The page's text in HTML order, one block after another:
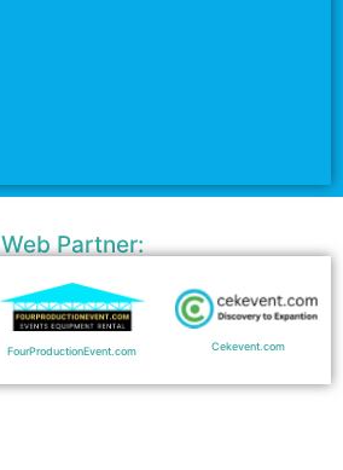
Web Partner:
FourProductionEvent.com Cekevent.com